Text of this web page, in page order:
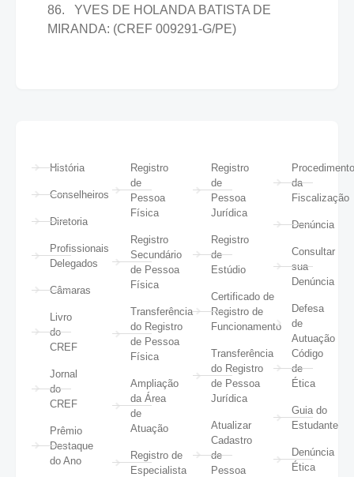
86. YVES DE HOLANDA BATISTA DE
MIRANDA: (CREF 009291-G/PE)
História
Conselheiros
Diretoria
Profissionais
Delegados
Câmaras
Livro
do
CREF
Jornal
do
CREF
Prêmio
Destaque
do Ano
Registro
de
Pessoa
Física
Registro
Secundário
de Pessoa
Física
Transferência
do Registro
de Pessoa
Física
Ampliação
da Área
de
Atuação
Registro de
Especialista
Registro
de
Pessoa
Jurídica
Registro
de
Estúdio
Certificado de
Registro de
Funcionamento
Transferência
do Registro
de Pessoa
Jurídica
Atualizar
Cadastro
de
Pessoa
da
Fiscalização
Denúncia
Consultar
sua
Denúncia
Defesa
de
Autuação
Código
de
Ética
Guia do
Estudante
Denúncia
Ética